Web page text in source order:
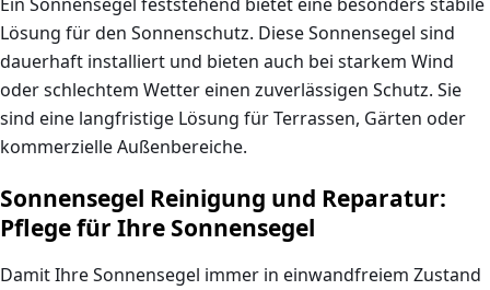
Lösung für den Sonnenschutz. Diese Sonnensegel sind
dauerhaft installiert und bieten auch bei starkem Wind
oder schlechtem Wetter einen zuverlässigen Schutz. Sie
sind eine langfristige Lösung für Terrassen, Gärten oder
kommerzielle Außenbereiche.
Sonnensegel Reinigung und Reparatur:
Pflege für Ihre Sonnensegel
Damit IhreSonnensegel immer in einwandfreiem Zustand